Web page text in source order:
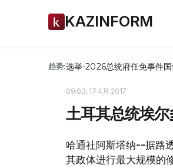
KAZINFORM
趋势:选举-2026总统府任免事件
09:03, 17 4月 2017
土耳其总统埃
哈通社阿斯塔纳--据路
其政体进行最大规模的